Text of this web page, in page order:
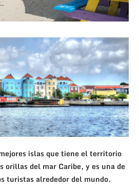
islas que tiene el territorio
orillas del mar Caribe, y es una de
turistas alrededor del mundo.